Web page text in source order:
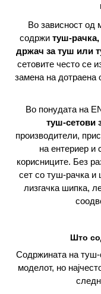
Во зависност од
содржи туш-
држач за туш или
сетовите често се
замена на
Во понудата на
туш-сетови
производители,
на ентериер и
корисниците. Без
сет со туш-рачка и
лизгачка шипка,
Што
Содржината на туш-
моделот, но